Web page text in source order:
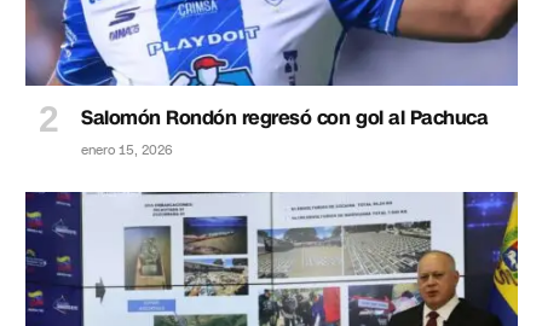
Salomón Rondón regresó con gol al Pachuca
enero 15, 2026